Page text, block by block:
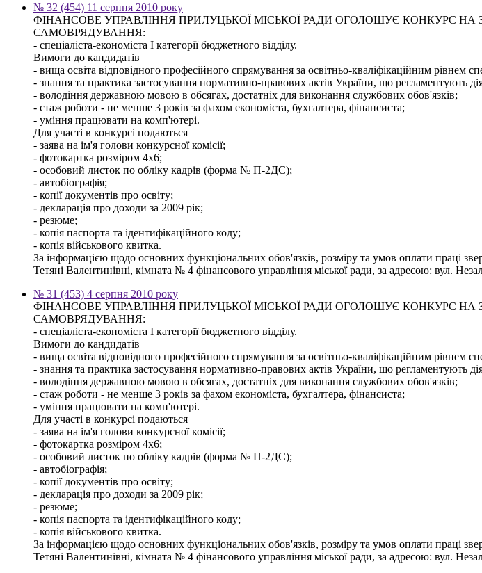
№ 32 (454) 11 серпня 2010 року
ФІНАНСОВЕ УПРАВЛІННЯ ПРИЛУЦЬКОЇ МІСЬКОЇ РАДИ ОГОЛОШУЄ КОНКУРС
САМОВРЯДУВАННЯ:
- спеціаліста-економіста І категорії бюджетного відділу.
Вимоги до кандидатів
- вища освіта відповідного професійного спрямування за освітньо-кваліфікаційним рівнем
- знання та практика застосування нормативно-правових актів України, що регламентують
- володіння державною мовою в обсягах, достатніх для виконання службових обов'язків;
- стаж роботи - не менше 3 років за фахом економіста, бухгалтера, фінансиста;
- уміння працювати на комп'ютері.
Для участі в конкурсі подаються
- заява на ім'я голови конкурсної комісії;
- фотокартка розміром 4х6;
- особовий листок по обліку кадрів (форма № П-2ДС);
- автобіографія;
- копії документів про освіту;
- декларація про доходи за 2009 рік;
- резюме;
- копія паспорта та ідентифікаційного коду;
- копія військового квитка.
За інформацією щодо основних функціональних обов'язків, розміру та умов оплати праці
Тетяні Валентинівні, кімната № 4 фінансового управління міської ради, за адресою: вул.
№ 31 (453) 4 серпня 2010 року
ФІНАНСОВЕ УПРАВЛІННЯ ПРИЛУЦЬКОЇ МІСЬКОЇ РАДИ ОГОЛОШУЄ КОНКУРС
САМОВРЯДУВАННЯ:
- спеціаліста-економіста І категорії бюджетного відділу.
Вимоги до кандидатів
- вища освіта відповідного професійного спрямування за освітньо-кваліфікаційним рівнем
- знання та практика застосування нормативно-правових актів України, що регламентують
- володіння державною мовою в обсягах, достатніх для виконання службових обов'язків;
- стаж роботи - не менше 3 років за фахом економіста, бухгалтера, фінансиста;
- уміння працювати на комп'ютері.
Для участі в конкурсі подаються
- заява на ім'я голови конкурсної комісії;
- фотокартка розміром 4х6;
- особовий листок по обліку кадрів (форма № П-2ДС);
- автобіографія;
- копії документів про освіту;
- декларація про доходи за 2009 рік;
- резюме;
- копія паспорта та ідентифікаційного коду;
- копія військового квитка.
За інформацією щодо основних функціональних обов'язків, розміру та умов оплати праці
Тетяні Валентинівні, кімната № 4 фінансового управління міської ради, за адресою: вул.